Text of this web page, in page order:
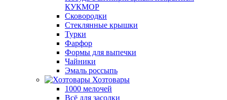
КУКМОР
Сковородки
Стеклянные крышки
Турки
Фарфор
Формы для выпечки
Чайники
Эмаль россыпь
Хозтовары
1000 мелочей
Всё для засолки